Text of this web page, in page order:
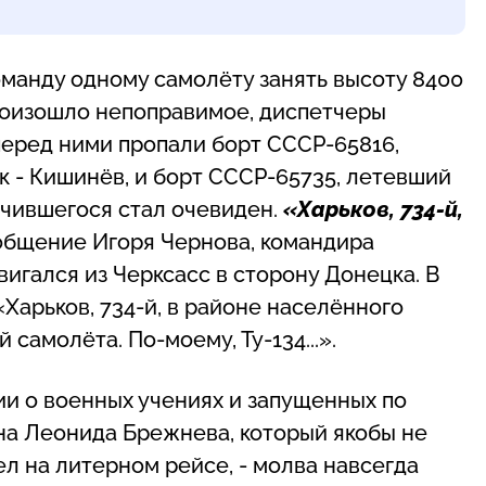
одному самолёту занять высоту 8400
непоправимое, диспетчеры
ними пропали борт СССР-65816,
- Кишинёв, и борт СССР-65735, летевший
стал очевиден. «Харьков, 734-й,
Игоря Чернова, командира
из Черксасс в сторону Донецка. В
734-й, в районе населённого
По-моему, Ту-134...».
о военных учениях и запущенных по
Леонида Брежнева, который якобы не
на литерном рейсе, - молва навсегда